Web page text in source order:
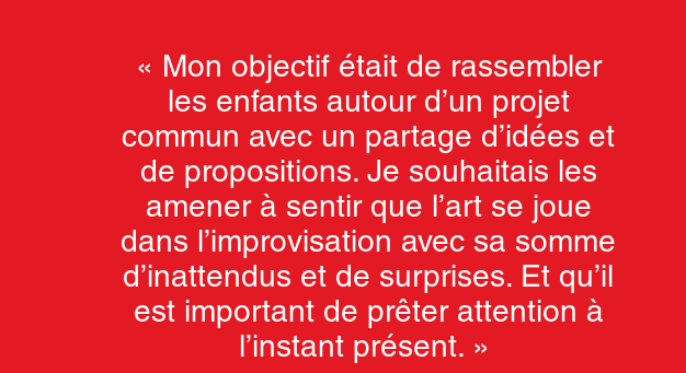
« Mon objectif était de rassembler
les enfants autour d’un projet
commun avec un partage d’idées et
de propositions. Je souhaitais les
amener à sentir que l’art se joue
dans l’improvisation avec sa somme
d’inattendus et de surprises. Et qu’il
est important de prêter attention à
l’instant présent. »